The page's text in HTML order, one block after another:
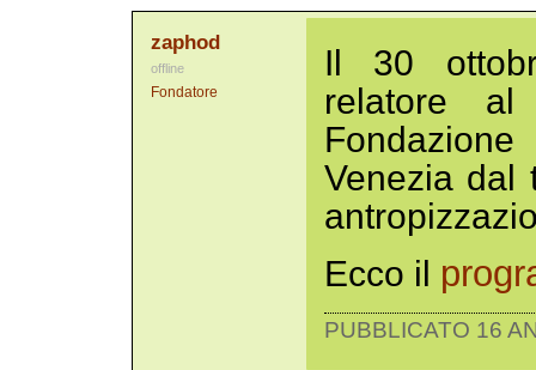
zaphod
offline
Fondatore
Il 30
relatore
Venezia dal
Ecco il
PUBBLICATO 16